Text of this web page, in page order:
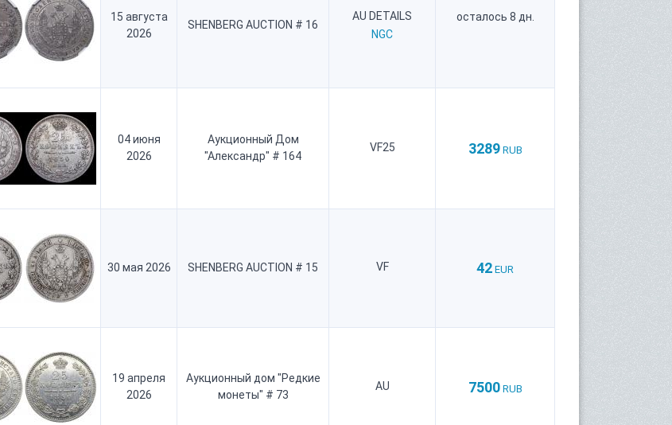
15 августа
2026
SHENBERG AUCTION # 16
AU DETAILS
NGC
осталось 8 дн.
04 июня
2026
Аукционный Дом
"Александр" # 164
VF25 3289 RUB
30 мая 2026 SHENBERG AUCTION # 15 VF 42 EUR
19 апреля
2026
Аукционный дом "Редкие
монеты" # 73
AU 7500 RUB